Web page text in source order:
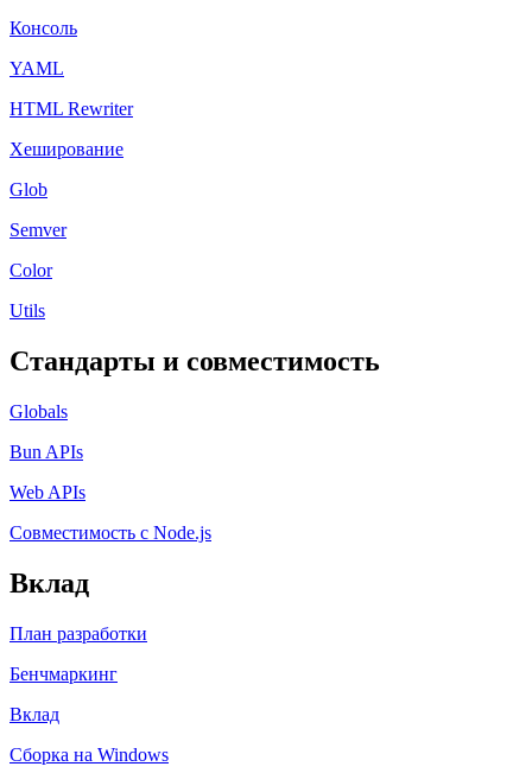
Консоль
YAML
HTML Rewriter
Хеширование
Glob
Semver
Color
Utils
Стандарты и совместимость
Globals
Bun APIs
Web APIs
Совместимость с Node.js
Вклад
План разработки
Бенчмаркинг
Вклад
Сборка на Windows